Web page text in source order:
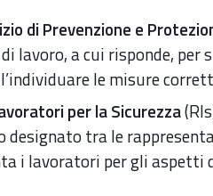
di Prevenzione e
lavoro, a cui risponde,
le misure
per la Sicurezza
designato tra le
i lavoratori per gli aspetti